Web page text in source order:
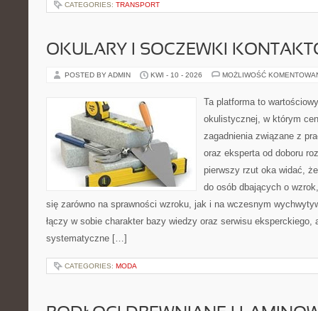
CATEGORIES: TRANSPORT
OKULARY I SOCZEWKI
POSTED BY ADMIN KWI - 10 - 2026 MOŻLIWOŚĆ
Ta platforma to
okulistycznej, w którym
zagadnienia związane z
oraz eksperta od doboru
pierwszy rzut oka widać,
do osób dbających o
się zarówno na sprawności wzroku, jak i na wczesnym
łączy w sobie charakter bazy wiedzy oraz serwisu eksperckiego,
systematyczne […]
CATEGORIES: MODA